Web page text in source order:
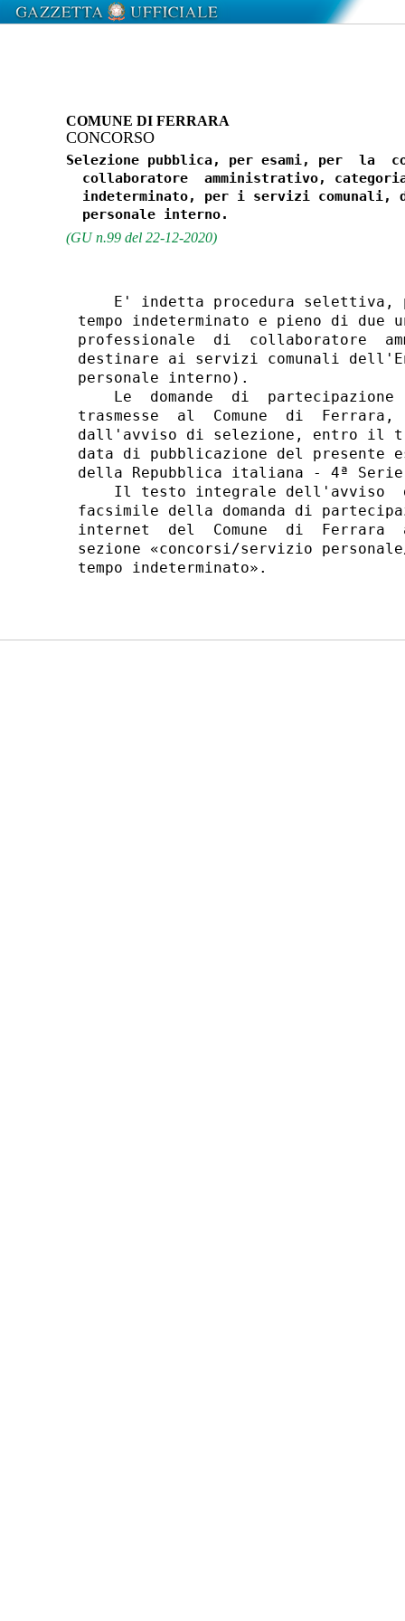
COMUNE DI FERRARA
CONCORSO
Selezione pubblica, per esami, per  la
collaboratore  amministrativo,
indeterminato, per i servizi comunali,
(GU n.99 del 22-12-2020)
E' indetta procedura selettiva,
tempo indeterminato e pieno di
professionale  di  collaboratore
destinare ai servizi comunali
personale interno).
Le  domande  di  partecipazione
trasmesse  al  Comune  di
dall'avviso di selezione, entro il
data di pubblicazione del
della Repubblica italiana - 4ª
Il testo integrale dell'avviso
facsimile della domanda di
internet  del  Comune  di  Ferrara
sezione «concorsi/servizio
tempo indeterminato».